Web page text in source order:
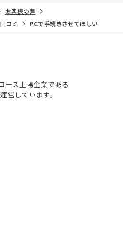
お客様の声
コミ
PCで手続きさせてほしい
ース上場企業である
しています。